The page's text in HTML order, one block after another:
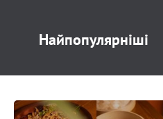
Найпопулярніші